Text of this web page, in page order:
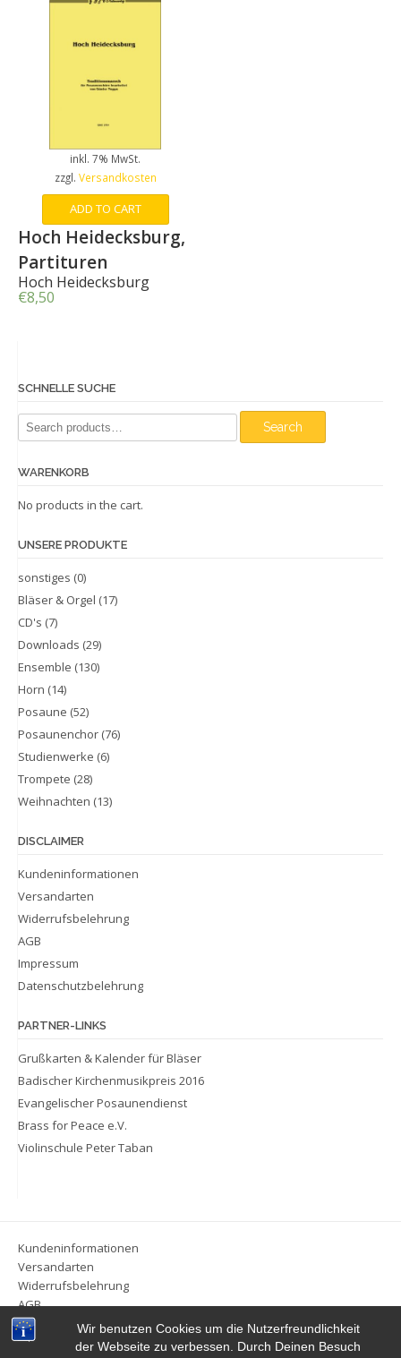
Wir benutzen Cookies um die Nutzerfreundlichkeit
der Webseite zu verbessen. Durch Deinen Besuch
inkl. 7% MwSt.
zzgl. Versandkosten
ADD TO CART
Hoch Heidecksburg,
Partituren
Hoch Heidecksburg
€8,50
SCHNELLE SUCHE
Search
for:
Search
WARENKORB
No products in the cart.
UNSERE PRODUKTE
sonstiges (0)
Bläser & Orgel (17)
CD's (7)
Downloads (29)
Ensemble (130)
Horn (14)
Posaune (52)
Posaunenchor (76)
Studienwerke (6)
Trompete (28)
Weihnachten (13)
DISCLAIMER
Kundeninformationen
Versandarten
Widerrufsbelehrung
AGB
Impressum
Datenschutzbelehrung
PARTNER-LINKS
Grußkarten & Kalender für Bläser
Badischer Kirchenmusikpreis 2016
Evangelischer Posaunendienst
Brass for Peace e.V.
Violinschule Peter Taban
Kundeninformationen
Versandarten
Widerrufsbelehrung
AGB
Impressum
Datenschutzbelehrung